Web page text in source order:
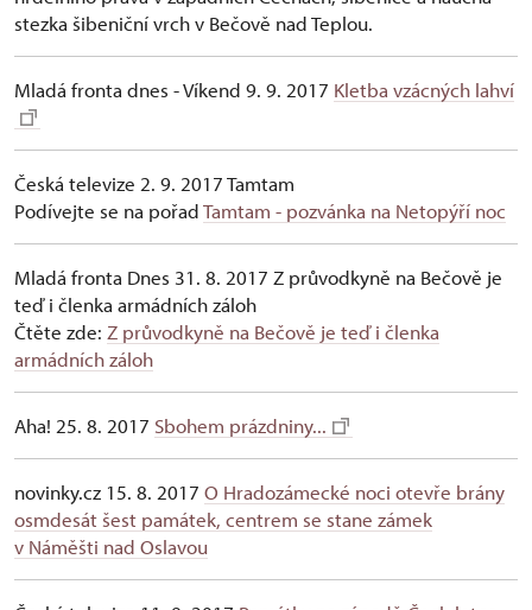
stezka šibeniční vrch v Bečově nad Teplou.
Mladá fronta dnes - Víkend 9. 9. 2017 Kletba vzácných lahví
Česká televize 2. 9. 2017 Tamtam
Podívejte se na pořadTamtam - pozvánka na Netopýří noc
Mladá fronta Dnes 31. 8. 2017 Z průvodkyně na Bečově je
teď i členka armádních záloh
Čtěte zde: Z průvodkyně na Bečově je teď i členka
armádních záloh
Aha! 25. 8. 2017 Sbohem prázdniny...
novinky.cz 15. 8. 2017 O Hradozámecké noci otevře brány
osmdesát šest památek, centrem se stane zámek
v Náměšti nad Oslavou